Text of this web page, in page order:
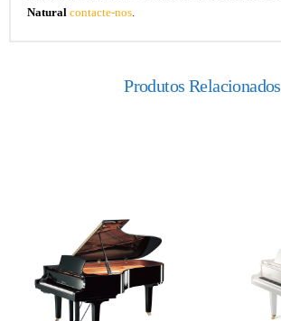
Natural contacte-nos.
Produtos Relacionados